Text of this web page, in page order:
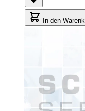
In den